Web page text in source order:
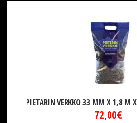
PIETARIN VERKKO 33 MM X 1,8 M
72,00€